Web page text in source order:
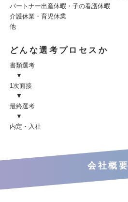
パートナー出産休暇・子の看護休暇
介護休業・育児休業
他
どんな選考プロセスか
書類選考
▼
1次面接
▼
最終選考
▼
内定・入社
会社概要